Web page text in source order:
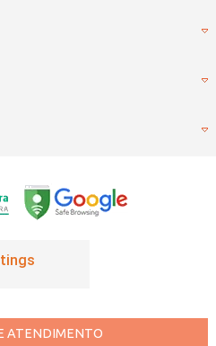
ATENDIMENTO